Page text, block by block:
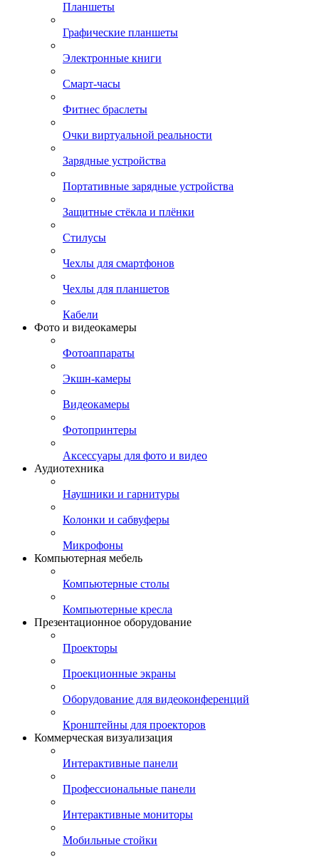
Планшеты
Графические планшеты
Электронные книги
Смарт-часы
Фитнес браслеты
Очки виртуальной реальности
Зарядные устройства
Портативные зарядные устройства
Защитные стёкла и плёнки
Стилусы
Чехлы для смартфонов
Чехлы для планшетов
Кабели
Фото и видеокамеры
Фотоаппараты
Экшн-камеры
Видеокамеры
Фотопринтеры
Аксессуары для фото и видео
Аудиотехника
Наушники и гарнитуры
Колонки и сабвуферы
Микрофоны
Компьютерная мебель
Компьютерные столы
Компьютерные кресла
Презентационное оборудование
Проекторы
Проекционные экраны
Оборудование для видеоконференций
Кронштейны для проекторов
Коммерческая визуализация
Интерактивные панели
Профессиональные панели
Интерактивные мониторы
Мобильные стойки